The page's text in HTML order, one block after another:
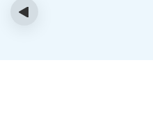
‹